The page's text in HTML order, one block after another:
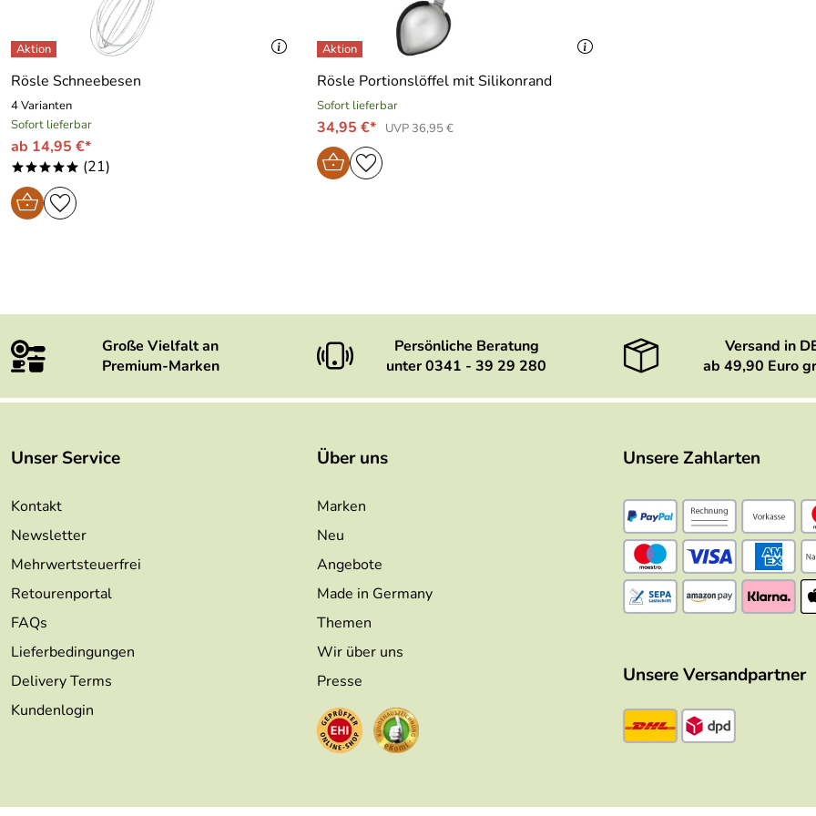
Rösle Schneebesen
4 Varianten
Sofort lieferbar
ab 14,95 €*
***** (21)
Rösle Portionslöffel mit Silikonrand
Sofort lieferbar
34,95 €* UVP 36,95 €
Große Vielfalt an
Premium-Marken
Persönliche Beratung
unter 0341 - 39 29 280
Versand in
ab 49,90 Euro
Unser Service
Kontakt
Newsletter
Mehrwertsteuerfrei
Retourenportal
FAQs
Lieferbedingungen
Delivery Terms
Kundenlogin
Über uns
Marken
Neu
Angebote
Made in Germany
Themen
Wir über uns
Presse
Unsere Zahlarten
Unsere Versandpartner